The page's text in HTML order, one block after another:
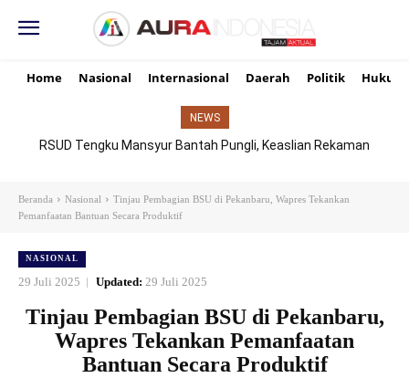
Home Nasional Internasional Daerah Politik Hukum
NEWS
RSUD Tengku Mansyur Bantah Pungli, Keaslian Rekaman
Beranda Nasional
Tinjau Pembagian BSU di Pekanbaru, Wapres Tekankan
Pemanfaatan Bantuan Secara Produktif
NASIONAL
29 Juli 2025 Updated: 29 Juli 2025
Tinjau Pembagian BSU di Pekanbaru,
Wapres Tekankan Pemanfaatan
Bantuan Secara Produktif